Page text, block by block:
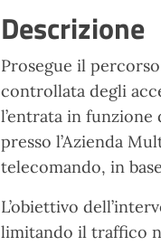
Descrizione
Prosegue il
controllata degli
l’entrata in
presso l’Azienda
telecomando, in
L’obiettivo
limitando il traffico